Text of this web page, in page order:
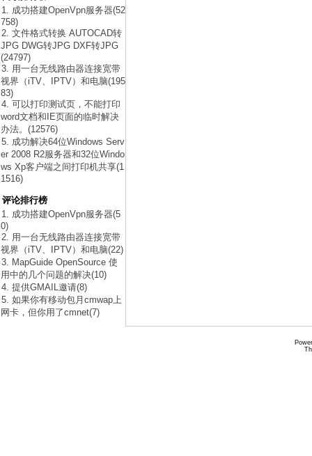
1. 成功搭建OpenVpn服务器(52
758)
2. 文件格式转换 AUTOCAD转
JPG DWG转JPG DXF转JPG
(24797)
3. 用一台无线路由器连接宽带
视界（iTV、IPTV）和电脑(195
83)
4. 可以打印测试页，不能打印
word文档和IE页面的临时解决
办法。(12576)
5. 成功解决64位Windows Serv
er 2008 R2服务器和32位Windo
ws Xp客户端之间打印机共享(1
1516)
评论排行榜
1. 成功搭建OpenVpn服务器(5
0)
2. 用一台无线路由器连接宽带
视界（iTV、IPTV）和电脑(22)
3. MapGuide OpenSource 使
用中的几个问题的解决(10)
4. 提供GMAIL邀请(8)
5. 如果你有移动包月cmwap上
网卡，但你用了cmnet(7)